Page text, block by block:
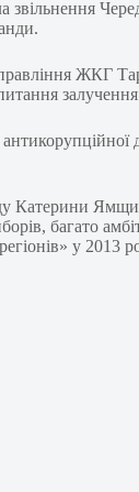
ЖКГ
Катерини
багато
у 2013